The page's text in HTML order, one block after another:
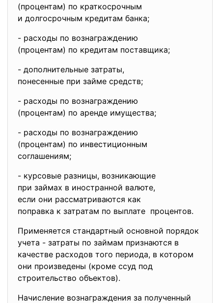
(процентам) по краткосрочным
и долгосрочным кредитам банка;
- расходы по вознаграждению
(процентам) по кредитам поставщика;
- дополнительные затраты,
понесенные при займе средств;
- расходы по вознаграждению
(процентам) по аренде имущества;
- расходы по вознаграждению
(процентам) по инвестиционным
соглашениям;
- курсовые разницы, возникающие
при займах в иностранной валюте,
если они рассматриваются как
поправка к затратам по выплате процентов.
Применяется стандартный основной порядок
учета - затраты по займам признаются в
качестве расходов того периода, в котором
они произведены (кроме ссуд под
строительство объектов).
Начисление вознаграждения за полученный